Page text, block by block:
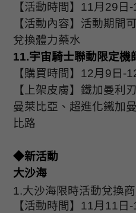
【活動時間】 11月 29 日 -
【活動內容】活動期間
兌換體力藥水
11.宇宙騎士聯動限定機
【購買時間】 12月 9 日 -
【上架皮膚】鐵加曼利
曼萊比亞、超進化鐵加
比路
◆新活動
大沙海
1.大沙海限時活動兌換
【活動時間】 11月 11 日 -